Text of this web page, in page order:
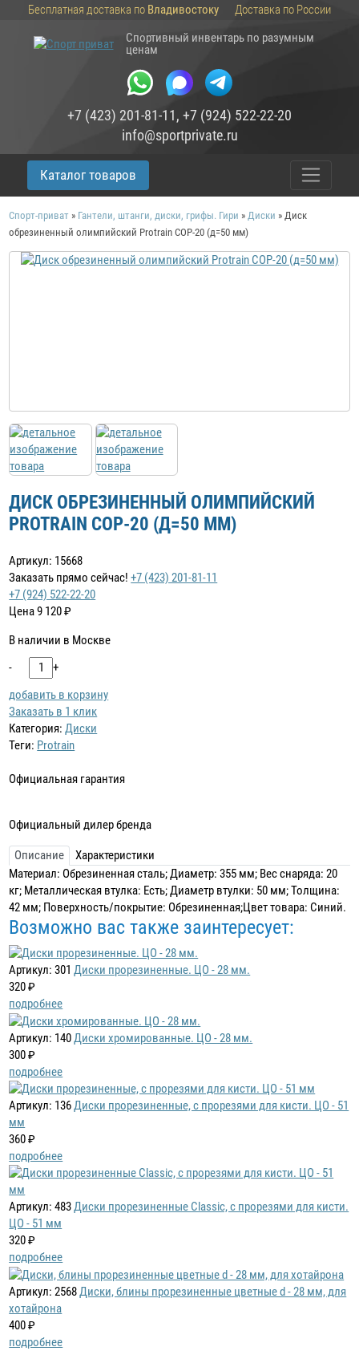
Бесплатная доставка по Владивостоку
Доставка по России
Спортивный инвентарь по разумным
ценам
+7 (423) 201-81-11, +7 (924) 522-22-20
info@sportprivate.ru
Каталог товаров
Спорт-приват » Гантели, штанги, диски, грифы. Гири » Диски » Диск
обрезиненный олимпийский Protrain COP-20 (д=50 мм)
ДИСК ОБРЕЗИНЕННЫЙ ОЛИМПИЙСКИЙ
PROTRAIN COP-20 (Д=50 ММ)
Артикул: 15668
Заказать прямо сейчас! +7 (423) 201-81-11
+7 (924) 522-22-20
Цена9 120₽
В наличии в Москве
-
+
добавить в корзину
Заказать в 1 клик
Категория:Диски
Теги: Protrain
Официальная гарантия
Официальный дилер бренда
Описание
Характеристики
Материал: Обрезиненная сталь; Диаметр: 355 мм; Вес снаряда: 20
кг; Металлическая втулка: Есть; Диаметр втулки: 50 мм; Толщина:
42 мм; Поверхность/покрытие: Обрезиненная;Цвет товара: Синий.
Возможно вас также заинтересует:
Артикул: 301 Диски прорезиненные. ЦО - 28 мм.
320 ₽
подробнее
Артикул: 140Диски хромированные. ЦО - 28 мм.
300 ₽
подробнее
Артикул: 136Диски прорезиненные, с прорезями для кисти. ЦО - 51
мм
360 ₽
подробнее
Артикул: 483Диски прорезиненные Classic, с прорезями для кисти.
ЦО - 51 мм
320 ₽
подробнее
Артикул: 2568Диски, блины прорезиненные цветные d - 28 мм, для
хотайрона
400 ₽
подробнее